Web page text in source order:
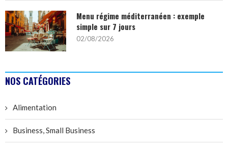
Menu régime méditerranéen : exemple
simple sur 7 jours
02/08/2026
NOS CATÉGORIES
Alimentation
Business, Small Business